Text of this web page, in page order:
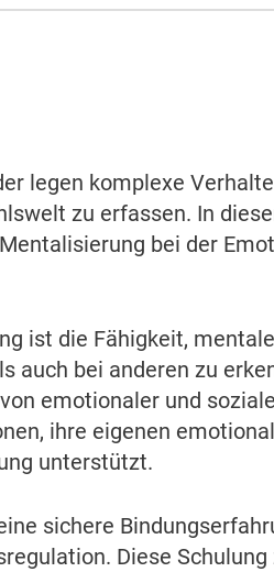
legen komplexe
zu erfassen. In
bei der
ist die Fähigkeit,
auch bei anderen zu
emotionaler und
ihre eigenen
unterstützt.
sichere
Diese